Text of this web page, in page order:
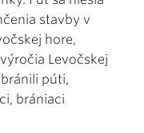
stavby v
hore,
Levočskej
púti,
brániaci